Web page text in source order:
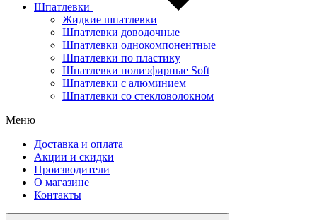
Шпатлевки
Жидкие шпатлевки
Шпатлевки доводочные
Шпатлевки однокомпонентные
Шпатлевки по пластику
Шпатлевки полиэфирные Soft
Шпатлевки с алюминием
Шпатлевки со стекловолокном
Меню
Доставка и оплата
Акции и скидки
Производители
О магазине
Контакты